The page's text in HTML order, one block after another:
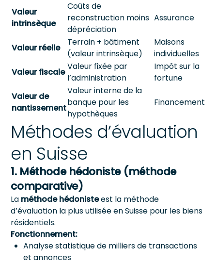
Valeur
intrinsèque
Coûts de
reconstruction moins
dépréciation
Assurance
Valeur réelle
Terrain + bâtiment
(valeur intrinsèque)
Maisons
individuelles
Valeur fiscale
Valeur fixée par
l’administration
Impôt sur la
fortune
Valeur de
nantissement
Valeur interne de la
banque pour les
hypothèques
Financement
Méthodes d’évaluation
en Suisse
1. Méthode hédoniste (méthode
comparative)
La méthode hédonisteest la méthode
d’évaluation la plus utilisée en Suisse pour les biens
résidentiels.
Fonctionnement:
Analyse statistique de milliers de transactions
et annonces